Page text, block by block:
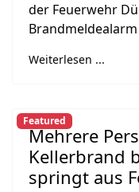
der Feuerwehr
Weiterlesen ...
Featured
Mehrere
Kellerbrand
springt aus